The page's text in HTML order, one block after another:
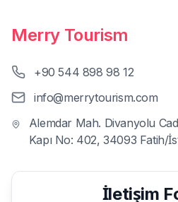
Merry Tourism
+90 544 898 98 12
info@merrytourism.com
Alemdar Mah. Divanyolu
Kapı No: 402, 34093 Fatih/
İletişim